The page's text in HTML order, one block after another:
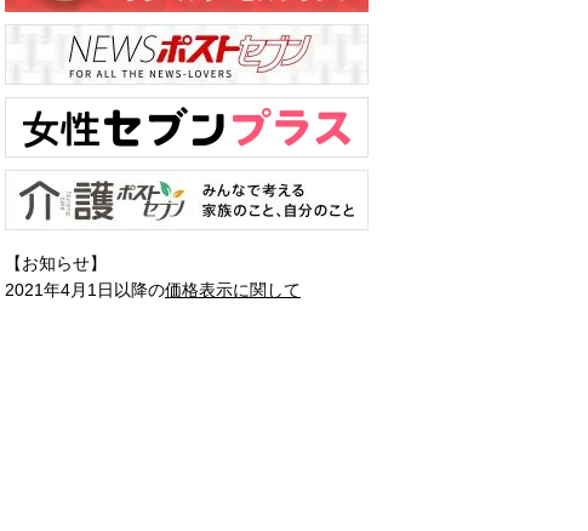
【お知らせ】
2021年4月1日以降の価格表示に関して